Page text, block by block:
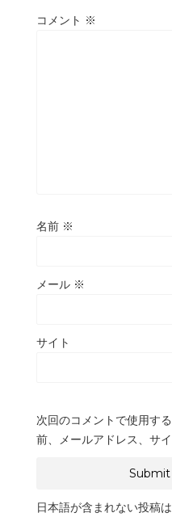
コメント ※
名前 ※
メール ※
サイト
次回のコメントで使用す
前、メールアドレス、サイ
日本語が含まれない投稿